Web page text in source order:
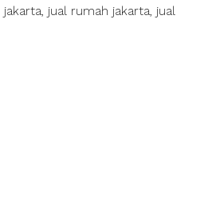
jual rumah jakarta, jual